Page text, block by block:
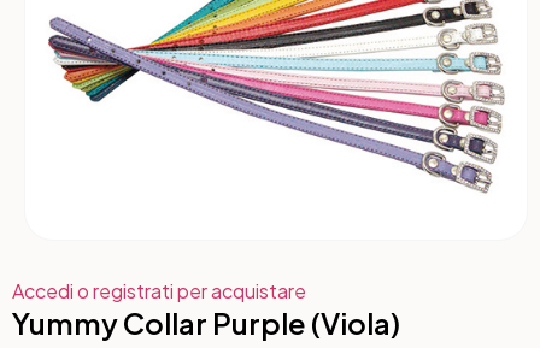
Accedi o registrati per acquistare
Yummy Collar Purple (Viola)